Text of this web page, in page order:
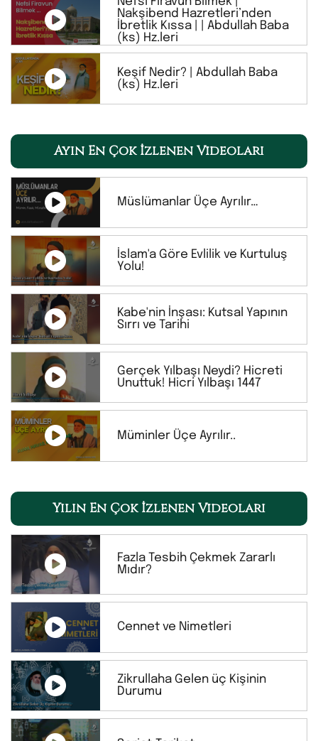
Nakşibend Hazretleri’nden
İbretlik Kıssa | | Abdullah Baba
(ks) Hz.leri
Keşif Nedir? | Abdullah Baba
(ks) Hz.leri
Ayın En Çok İzlenen Videoları
Müslümanlar Üçe Ayrılır…
İslam'a Göre Evlilik ve Kurtuluş
Yolu!
Kabe'nin İnşası: Kutsal Yapının
Sırrı ve Tarihi
Gerçek Yılbaşı Neydi? Hicreti
Unuttuk! Hicri Yılbaşı 1447
Müminler Üçe Ayrılır..
Yılın En Çok İzlenen Videoları
Fazla Tesbih Çekmek Zararlı
Mıdır?
Cennet ve Nimetleri
Zikrullaha Gelen üç Kişinin
Durumu